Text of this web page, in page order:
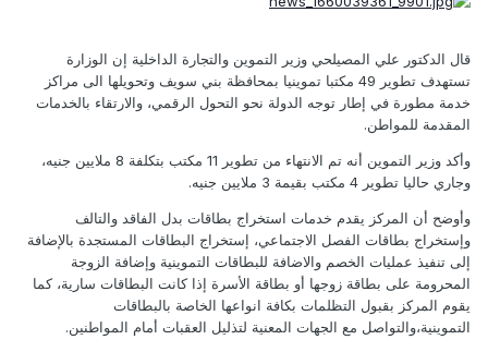
قال الدكتور علي المصيلحي وزير التموين والتجارة الداخلية إن الوزارة
تستهدف تطوير 49 مكتبا تموينيا بمحافظة بني سويف وتحويلها الى مراكز
خدمة مطورة في إطار توجه الدولة نحو التحول الرقمي، والارتقاء بالخدمات
المقدمة للمواطن.
وأكد وزير التموين أنه تم الانتهاء من تطوير 11 مكتب بتكلفة 8 ملايين جنيه،
وجاري حاليا تطوير 4 مكتب بقيمة 3 ملايين جنيه.
وأوضح أن المركز يقدم خدمات استخراج بطاقات بدل الفاقد والتالف
وإستخراج بطاقات الفصل الاجتماعي، إستخراج البطاقات المستجدة بالإضافة
إلى تنفيذ عمليات الخصم والاضافة للبطاقات التموينية وإضافة الزوجة
المحرومة على بطاقة زوجها أو بطاقة الأسرة إذا كانت البطاقات سارية، كما
يقوم المركز بقبول التظلمات بكافة انواعها الخاصة بالبطاقات
التموينية،والتواصل مع الجهات المعنية لتذليل العقبات أمام المواطنين.